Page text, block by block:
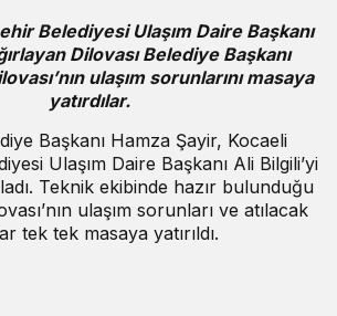
Belediyesi Ulaşım Daire Başkanı
Dilovası Belediye Başkanı
ulaşım sorunlarını masaya
yatırdılar.
Başkanı Hamza Şayir, Kocaeli
Ulaşım Daire Başkanı Ali Bilgili’yi
Teknik ekibinde hazır bulunduğu
ulaşım sorunları ve atılacak
tek tek masaya yatırıldı.